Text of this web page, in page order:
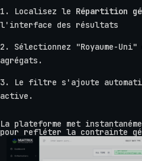
1. Localisez le Répartition
l'interface des résultats
2. Sélectionnez "Royaume-
agrégats.
3. Le filtre s'ajoute
active.
La plateforme met
pour refléter la contrainte